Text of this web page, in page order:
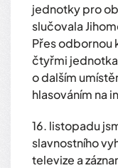
jednotky pro
slučovala
Přes odbornou
čtyřmi
o dalším
hlasováním na
16. listopadu
slavnostního
televize a